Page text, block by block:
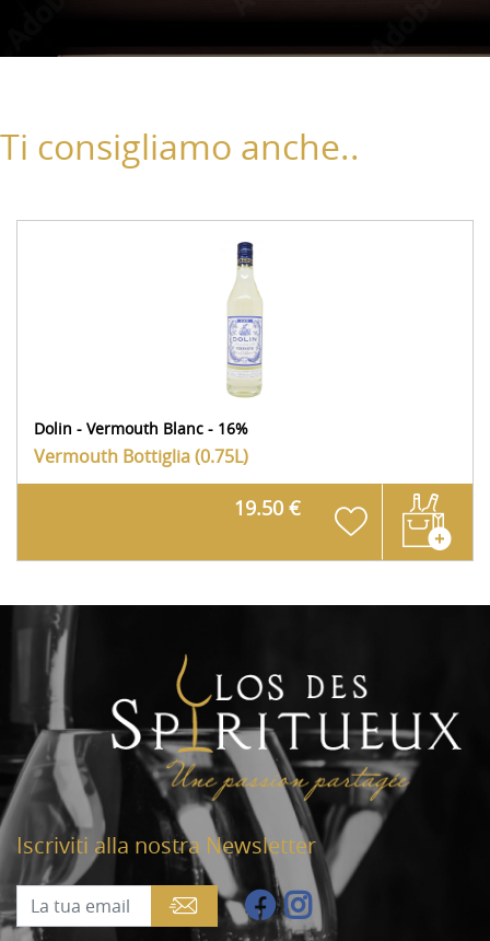
Ti consigliamo anche..
Dolin - Vermouth Blanc - 16%
Vermouth Bottiglia (0.75L)
19.50 €
Iscriviti alla nostra Newsletter